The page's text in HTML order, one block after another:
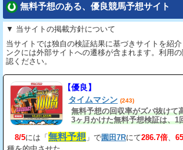
無料予想のある、優良競馬予想サイト
▼ 当サイトの掲載方針について
当サイトでは独自の検証結果に基づきサイトを紹
ンクには外部サイトへの遷移が含まれます。利用
認ください。
【優良】
タイムマシン (243)
無料予想の回収率がズバ抜けて
3ヶ月かけた無料予想検証は、1
8/5には「無料予想 」で園田7Rにて286.7倍